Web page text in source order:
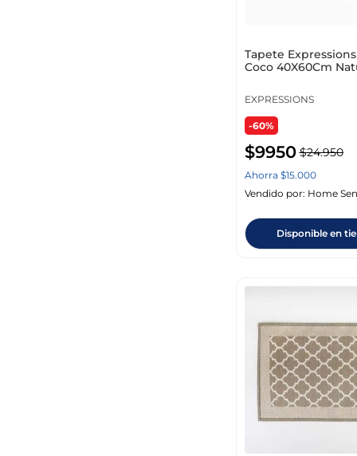
Tapete
Coco 40X60Cm
EXPRESSIONS
-60%
$9950 $24.950
Ahorra $15.000
Vendido por: Home
Disponible en